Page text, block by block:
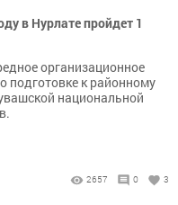
в Нурлате пройдет 1
организационное
подготовке к районному
национальной
2657 0 3